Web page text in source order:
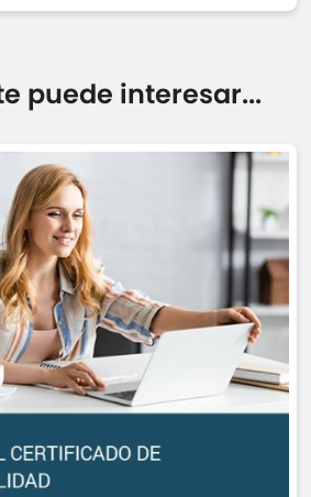
puede interesar...